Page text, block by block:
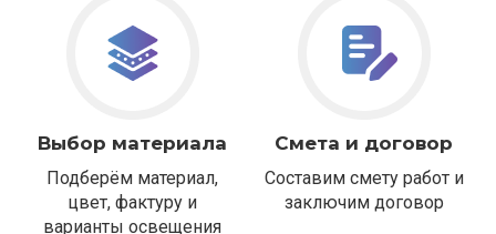
Выбор материала
Подберём материал,
цвет, фактуру и
варианты освещения
Смета и договор
Составим смету работ и
заключим договор